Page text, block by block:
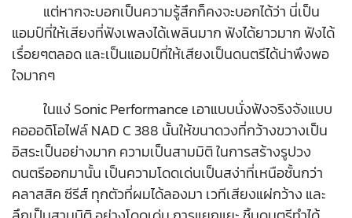
แต่หากจะบอกเป็นความรู้สึกก็คงจะบอกได้ว่า นี่เป็น
แอมป์ที่ให้เสียงที่ฟังเพลงได้เพลินมาก ฟังได้ยาวมาก ฟังได้
เรื่อยๆตลอด และเป็นแอมป์ที่ให้เสียงเป็นดนตรีได้น่าพึงพอ
ใจมากๆ
ในแง่ Sonic Performance เอาแบบนั่งฟังจริงจังแบบ
คอออดิโอไฟล์ NAD C 388 นั้นให้ขนาดวงที่กว้างขวางเป็น
อิสระเป็นอย่างมาก ความเป็นสามมิติ ในการสร้างรูปวง
ดนตรีออกมานั้น เป็นความโดดเด่นเป็นสง่าที่เหนือชั้นกว่า
คลาสสิค ซีรีส์ ทุกตัวที่ผมได้ลองมา เวทีเสียงแผ่กว้าง และ